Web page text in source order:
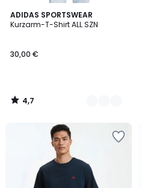
ADIDAS SPORTSWEAR
Kurzarm-T-Shirt ALL SZN
30,00 €
4,7
/ 5
5
Farben
4,7
/